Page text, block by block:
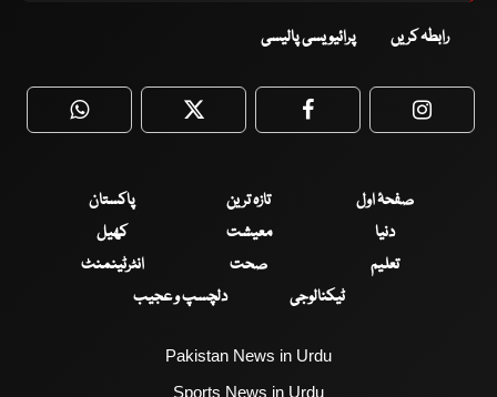
رابطہ کریں پرائیویسی پالیسی
WhatsApp Twitter Facebook
صفحۂ اول تازہ ترین
پاکستان
دنیا
معیشت
کھیل
تعلیم
صحت
انٹرٹینمنٹ
ٹیکنالوجی
دلچسپ و عجیب
Pakistan News in Urdu
Sports News in Urdu